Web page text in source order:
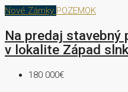
Nové Zámky POZEMOK
Na predaj stavebný
v lokalite Západ
180 000€